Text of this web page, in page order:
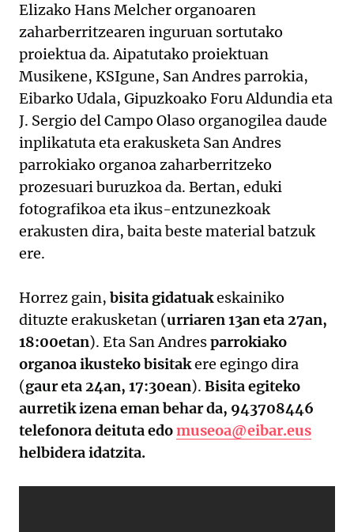
Elizako Hans Melcher organoaren
zaharberritzearen inguruan sortutako
proiektua da. Aipatutako proiektuan
Musikene, KSIgune, San Andres parrokia,
Eibarko Udala, Gipuzkoako Foru Aldundia eta
J. Sergio del Campo Olaso organogilea daude
inplikatuta eta erakusketa San Andres
parrokiako organoa zaharberritzeko
prozesuari buruzkoa da. Bertan, eduki
fotografikoa eta ikus-entzunezkoak
erakusten dira, baita beste material batzuk
ere.
Horrez gain, bisita gidatuakeskainiko
dituzte erakusketan (urriaren 13an eta 27an,
18:00etan). Eta San Andresparrokiako
organoa ikusteko bisitakere egingo dira
(gaur eta 24an, 17:30ean). Bisita egiteko
aurretik izena eman behar da, 943708446
telefonora deituta edomuseoa@eibar.eus
helbidera idatzita.